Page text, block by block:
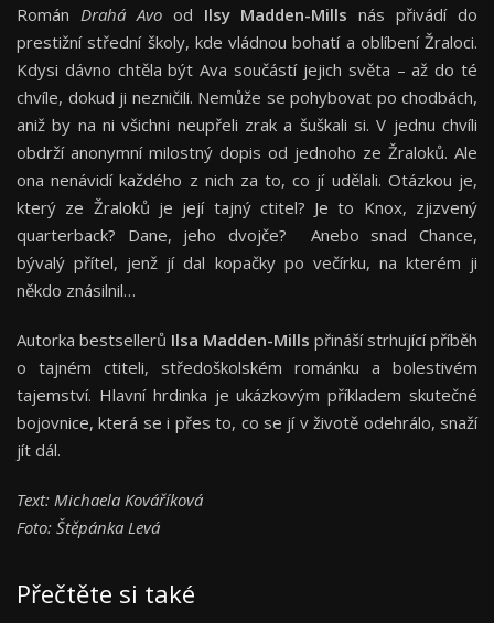
Román Drahá Avood Ilsy Madden-Mills nás přivádí do
prestižní střední školy, kde vládnou bohatí a oblíbení Žraloci.
Kdysi dávno chtěla být Ava součástí jejich světa – až do té
chvíle, dokud ji nezničili. Nemůže se pohybovat po chodbách,
aniž by na ni všichni neupřeli zrak a šuškali si. V jednu chvíli
obdrží anonymní milostný dopis od jednoho ze Žraloků. Ale
ona nenávidí každého z nich za to, co jí udělali. Otázkou je,
který ze Žraloků je její tajný ctitel? Je to Knox, zjizvený
quarterback? Dane, jeho dvojče? Anebo snad Chance,
bývalý přítel, jenž jí dal kopačky po večírku, na kterém ji
někdo znásilnil…
Autorka bestsellerů Ilsa Madden-Mills přináší strhující příběh
o tajném ctiteli, středoškolském románku a bolestivém
tajemství. Hlavní hrdinka je ukázkovým příkladem skutečné
bojovnice, která se i přes to, co se jí v životě odehrálo, ​​snaží
jít dál.
Text: Michaela Kováříková
Foto: Štěpánka Levá
Přečtěte si také